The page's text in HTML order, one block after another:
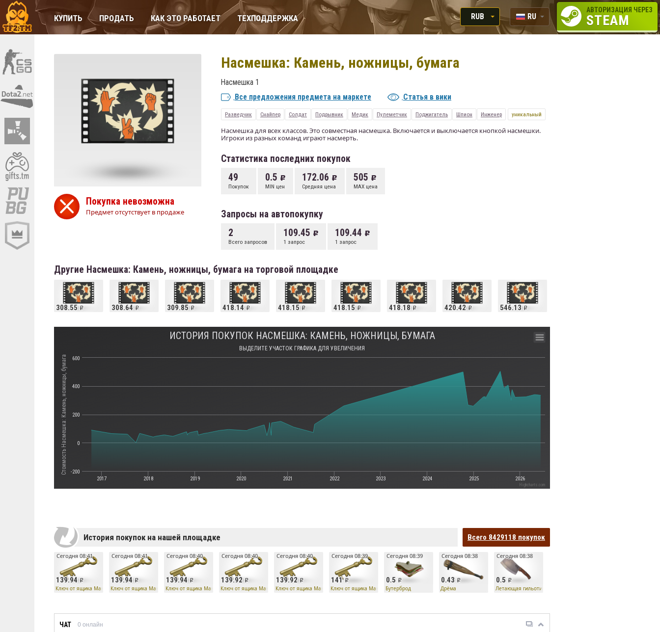
КУПИТЬ ПРОДАТЬ КАК ЭТО РАБОТАЕТ ТЕХПОДДЕРЖКА
RUB
RUB
RU
EN
АВТОРИЗАЦИЯ ЧЕРЕЗ
STEAM
Покупка невозможна
Предмет отсутствует в продаже
Насмешка: Камень, ножницы, бумага
Насмешка 1
Все предложения предмета на маркете
Статья в вики
Разведчик Снайпер Солдат Подрывник Медик Пулеметчик Поджигатель Шпион Инженер уникальный
Насмешка для всех классов. Это совместная насмешка. Включается и выключается кнопкой насмешки.
Игроки из разных команд играют насмерть.
Статистика последних покупок
49
Покупок
0.5
MIN цен
172.06
Средняя цена
505
MAX цена
Запросы на автопокупку
2
Всего запросов
109.45
1 запрос
109.44
1 запрос
Другие Насмешка: Камень, ножницы, бумага на торговой площадке
308.55 308.64 309.85 418.14 418.15 418.15 418.18 420.42 546.13
Стоимость Насмешка: Камень, ножницы, бумага
ИСТОРИЯ ПОКУПОК НАСМЕШКА: КАМЕНЬ, НОЖНИЦЫ, БУМАГА
ВЫДЕЛИТЕ УЧАСТОК ГРАФИКА ДЛЯ УВЕЛИЧЕНИЯ
2017 2018 2019 2020 2021 2022 2023 2024 2025 2026
-200
0
200
400
600
Highcharts.com
История покупок на нашей площадке Всего 8429118 покупок
139.94
Сегодня 08:41
Ключ от ящика Манн Ко
139.94
Сегодня 08:41
Ключ от ящика Манн Ко
139.94
Сегодня 08:40
Ключ от ящика Манн Ко
139.92
Сегодня 08:40
Ключ от ящика Манн Ко
139.92
Сегодня 08:40
Ключ от ящика Манн Ко
141
Сегодня 08:39
Ключ от ящика Манн Ко
0.5
Сегодня 08:39
Бутерброд
0.43
Сегодня 08:38
Дрёма
0.5
Сегодня 08:38
Летающая гильотина
ЧАТ 0 онлайн